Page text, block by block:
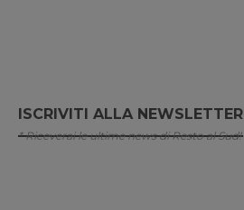
ISCRIVITI ALLA NEWSLETTER
* Riceverai le ultime news di Resto al Sud!